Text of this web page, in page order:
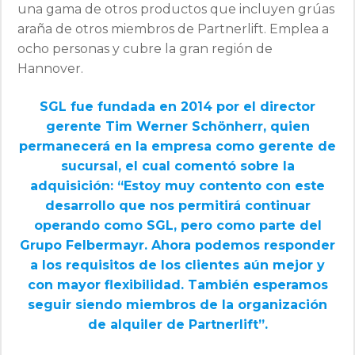
una gama de otros productos que incluyen grúas
araña de otros miembros de Partnerlift. Emplea a
ocho personas y cubre la gran región de
Hannover.
SGL fue fundada en 2014 por el director
gerente Tim Werner Schönherr, quien
permanecerá en la empresa como gerente de
sucursal, el cual comentó sobre la
adquisición: “Estoy muy contento con este
desarrollo que nos permitirá continuar
operando como SGL, pero como parte del
Grupo Felbermayr. Ahora podemos responder
a los requisitos de los clientes aún mejor y
con mayor flexibilidad. También esperamos
seguir siendo miembros de la organización
de alquiler de Partnerlift”.